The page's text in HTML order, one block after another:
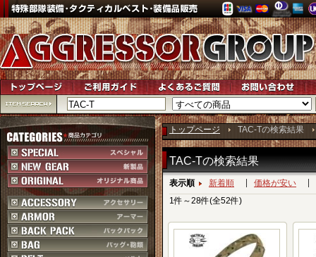
トップページ TAC-Tの検索結果
TAC-Tの検索結果
表示順 新着順
価格が安い
1件～28件(全52件)